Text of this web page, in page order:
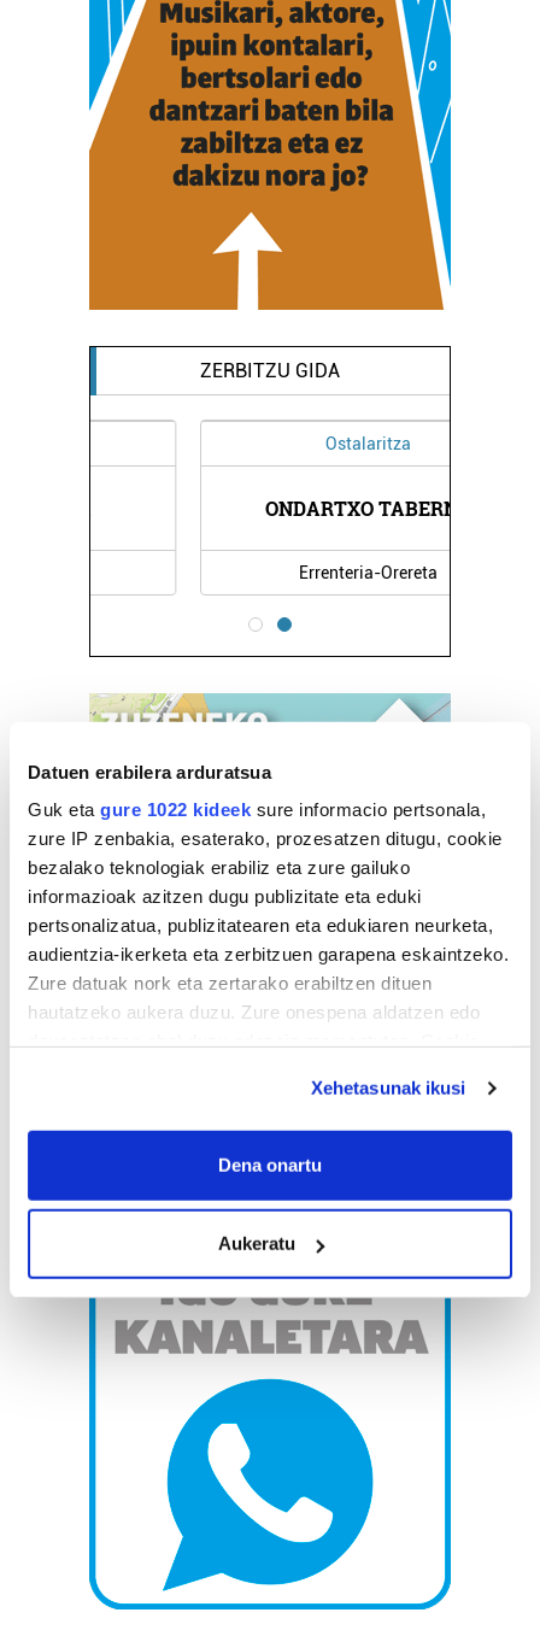
Datuen erabilera arduratsua
Guk eta gure 1022 kideek sure informacio pertsonala,
zure IP zenbakia, esaterako, prozesatzen ditugu, cookie
bezalako teknologiak erabiliz eta zure gailuko
informazioak azitzen dugu publizitate eta eduki
pertsonalizatua, publizitatearen eta edukiaren neurketa,
audientzia-ikerketa eta zerbitzuen garapena eskaintzeko.
Zure datuak nork eta zertarako erabiltzen dituen
hautatzeko aukera duzu. Zure onespena aldatzen edo
If you allow, we would also like to:
Collect information about your geographical
Identify your device by actively scanning it for
specific characteristics (fingerprinting)
Find out more about how your personal data is processed
and set your preferences in thedetails section
Guk eta gure bazkideek zure datu pertsonalak
prozesatzen ditugu, zure IP zenbakia, besteak beste,
teknologia erabiliz, cookieak adibidez, iragarki eta eduki
pertsonalizatuak eskaintzeko, iragarkiak eta edukia
neurtzeko, jendeari buruzko informazioa biltzeko eta
produktuak garatzeko. Zure datuak nork eta zertarako
erabiltzen dituen hauta dezakezu.
Xehetasunak ikusi
Dena onartu
Aukeratu
ZERBITZU GIDA
ONDARTXO TABERNA
Errenteria-Orereta